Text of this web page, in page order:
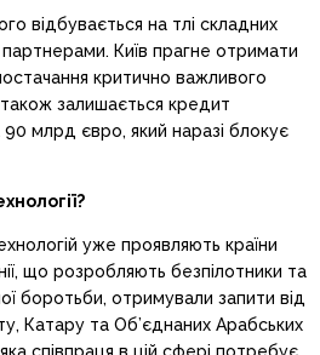
відбувається на тлі складних
партнерами. Київ прагне отримати
критично важливого
залишається кредит
млрд євро, який наразі блокує
уже проявляють країни
що розробляють безпілотники та
боротьби, отримували запити від
Катару та Об’єднаних Арабських